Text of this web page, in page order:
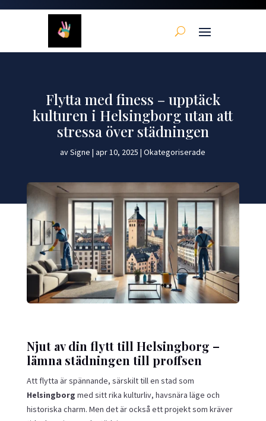
Flytta med finess – upptäck
kulturen i Helsingborg utan att
stressa över städningen
avSigne |apr 10, 2025 |Okategoriserade
Njut av din flytt till Helsingborg –
lämna städningen till proffsen
Att flytta är spännande, särskilt till en stad som
Helsingborg med sitt rika kulturliv, havsnära läge och
historiska charm. Men det är också ett projekt som kräver